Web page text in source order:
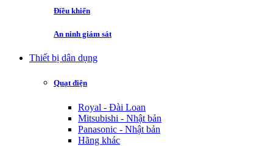
Điều khiển
An ninh giám sát
Thiết bị dân dụng
Quạt điện
Royal - Đài Loan
Mitsubishi - Nhật bản
Panasonic - Nhật bản
Hãng khác